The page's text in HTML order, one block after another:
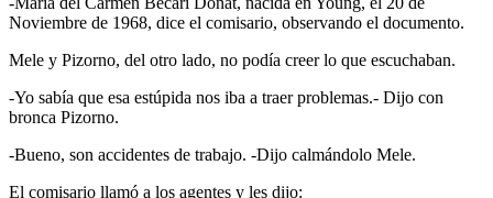
Noviembre de 1968, dice el comisario, observando el documento.
Mele y Pizorno, del otro lado, no podía creer lo que escuchaban.
-Yo sabía que esa estúpida nos iba a traer problemas.- Dijo con
bronca Pizorno.
-Bueno, son accidentes de trabajo. -Dijo calmándolo Mele.
El comisario llamó a los agentes y les dijo: